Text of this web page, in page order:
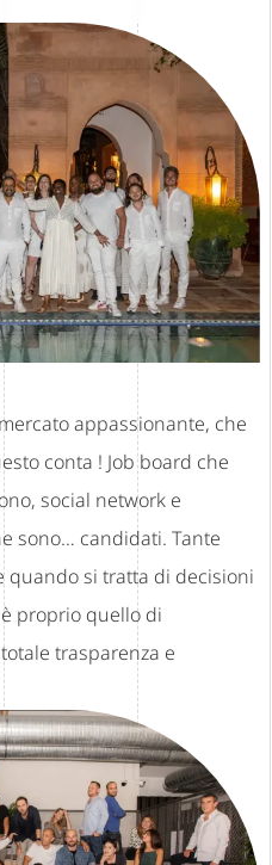
appassionante, che
conta ! Job board che
social network e
sono… candidati. Tante
si tratta di decisioni
proprio quello di
trasparenza e